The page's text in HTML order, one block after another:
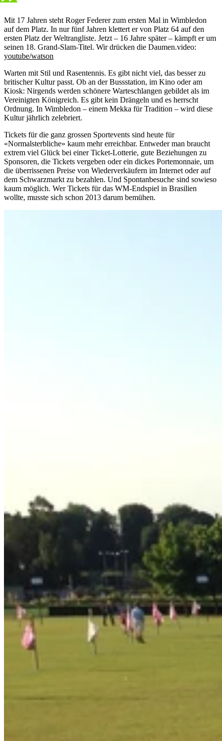
Mit 17 Jahren steht Roger Federer zum ersten Mal in Wimbledon
auf dem Platz. In nur fünf Jahren klettert er von Platz 64 auf den
ersten Platz der Weltrangliste. Jetzt – 16 Jahre später – kämpft er um
seinen 18. Grand-Slam-Titel. Wir drücken die Daumen.video:
youtube/watson
Warten mit Stil und Rasentennis. Es gibt nicht viel, das besser zu
britischer Kultur passt. Ob an der Bussstation, im Kino oder am
Kiosk: Nirgends werden schönere Warteschlangen gebildet als im
Vereinigten Königreich. Es gibt kein Drängeln und es herrscht
Ordnung. In Wimbledon – einem Mekka für Tradition – wird diese
Kultur jährlich zelebriert.
Tickets für die ganz grossen Sportevents sind heute für
«Normalsterbliche» kaum mehr erreichbar. Entweder man braucht
extrem viel Glück bei einer Ticket-Lotterie, gute Beziehungen zu
Sponsoren, die Tickets vergeben oder ein dickes Portemonnaie, um
die überrissenen Preise von Wiederverkäufern im Internet oder auf
dem Schwarzmarkt zu bezahlen. Und Spontanbesuche sind sowieso
kaum möglich. Wer Tickets für das WM-Endspiel in Brasilien
wollte, musste sich schon 2013 darum bemühen.